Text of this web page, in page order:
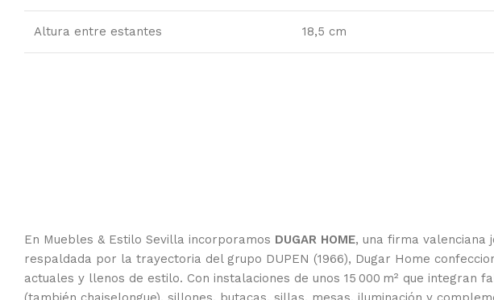
Altura entre estantes 18,5 cm
En Muebles & Estilo Sevilla incorporamos DUGAR HOME, una firma valenciana
respaldada por la trayectoria del grupo DUPEN (1966), Dugar Home
actuales y llenos de estilo. Con instalaciones de unos 15 000 m² que